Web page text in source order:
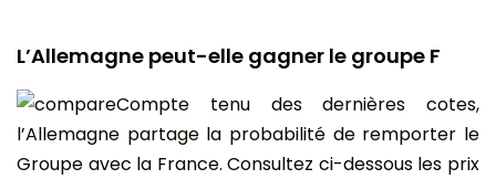
L’Allemagne peut-elle gagner le groupe F
Compte tenu des dernières cotes,
l’Allemagne partage la probabilité de remporter le
Groupe avec la France. Consultez ci-dessous les prix